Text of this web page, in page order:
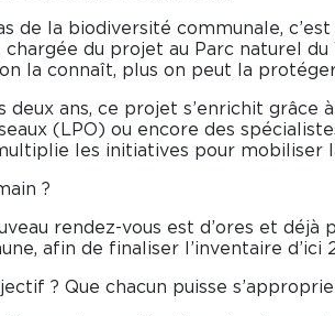
de la biodiversité communale,
chargée du projet au Parc naturel
la connaît, plus on peut la
deux ans, ce projet s’enrichit
(LPO) ou encore des
les initiatives pour mobiliser
?
rendez-vous est d’ores et
afin de finaliser l’inventaire d’ici
? Que chacun puisse